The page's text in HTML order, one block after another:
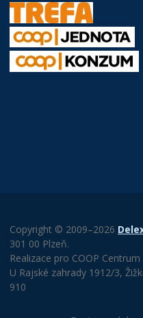
Copyright © 2009–2026
301 00 Plzeň.
Realizace pro COOP
U Rajské zahrady 1912/3,
910